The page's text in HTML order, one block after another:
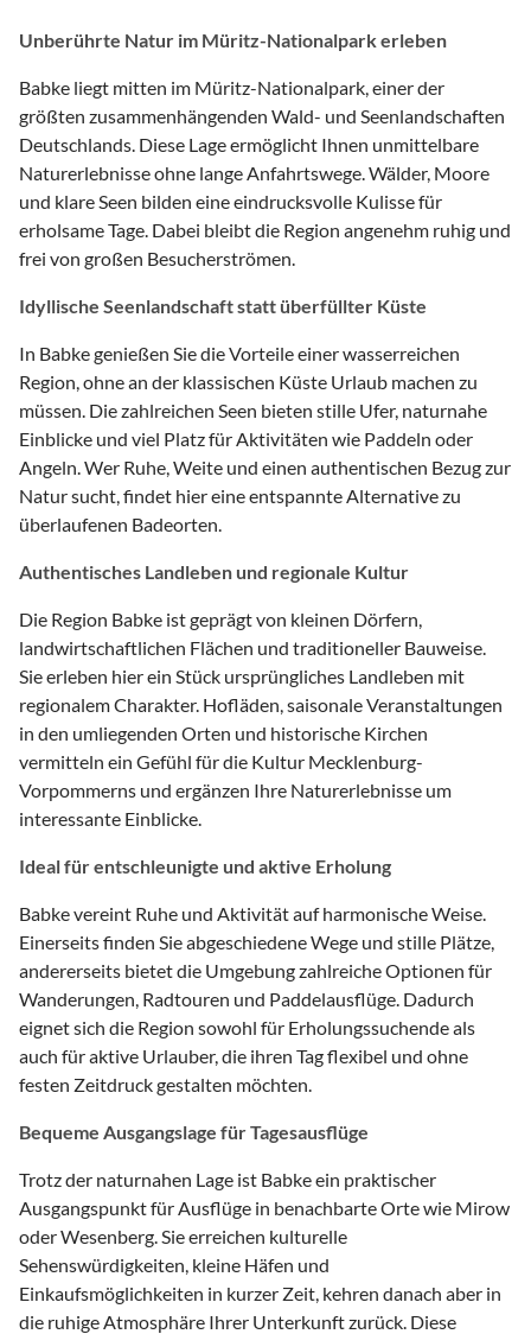
Unberührte Natur im Müritz-Nationalpark erleben
Babke liegt mitten im Müritz-Nationalpark, einer der
größten zusammenhängenden Wald- und Seenlandschaften
Deutschlands. Diese Lage ermöglicht Ihnen unmittelbare
Naturerlebnisse ohne lange Anfahrtswege. Wälder, Moore
und klare Seen bilden eine eindrucksvolle Kulisse für
erholsame Tage. Dabei bleibt die Region angenehm ruhig und
frei von großen Besucherströmen.
Idyllische Seenlandschaft statt überfüllter Küste
In Babke genießen Sie die Vorteile einer wasserreichen
Region, ohne an der klassischen Küste Urlaub machen zu
müssen. Die zahlreichen Seen bieten stille Ufer, naturnahe
Einblicke und viel Platz für Aktivitäten wie Paddeln oder
Angeln. Wer Ruhe, Weite und einen authentischen Bezug zur
Natur sucht, findet hier eine entspannte Alternative zu
überlaufenen Badeorten.
Authentisches Landleben und regionale Kultur
Die Region Babke ist geprägt von kleinen Dörfern,
landwirtschaftlichen Flächen und traditioneller Bauweise.
Sie erleben hier ein Stück ursprüngliches Landleben mit
regionalem Charakter. Hofläden, saisonale Veranstaltungen
in den umliegenden Orten und historische Kirchen
vermitteln ein Gefühl für die Kultur Mecklenburg-
Vorpommerns und ergänzen Ihre Naturerlebnisse um
interessante Einblicke.
Ideal für entschleunigte und aktive Erholung
Babke vereint Ruhe und Aktivität auf harmonische Weise.
Einerseits finden Sie abgeschiedene Wege und stille Plätze,
andererseits bietet die Umgebung zahlreiche Optionen für
Wanderungen, Radtouren und Paddelausflüge. Dadurch
eignet sich die Region sowohl für Erholungssuchende als
auch für aktive Urlauber, die ihren Tag flexibel und ohne
festen Zeitdruck gestalten möchten.
Bequeme Ausgangslage für Tagesausflüge
Trotz der naturnahen Lage ist Babke ein praktischer
Ausgangspunkt für Ausflüge in benachbarte Orte wie Mirow
oder Wesenberg. Sie erreichen kulturelle
Sehenswürdigkeiten, kleine Häfen und
Einkaufsmöglichkeiten in kurzer Zeit, kehren danach aber in
die ruhige Atmosphäre Ihrer Unterkunft zurück. Diese